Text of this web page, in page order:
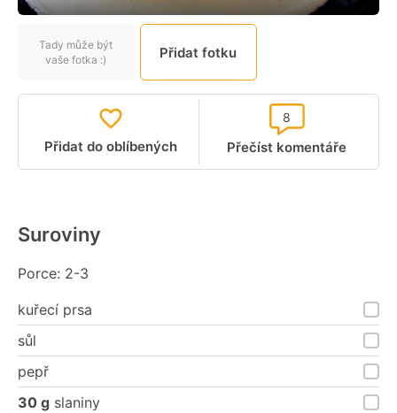
Tady může být
vaše fotka :)
Přidat fotku
Přidat do oblíbených Přečíst komentáře
8
Suroviny
Porce: 2-3
kuřecí prsa
sůl
pepř
30 g slaniny